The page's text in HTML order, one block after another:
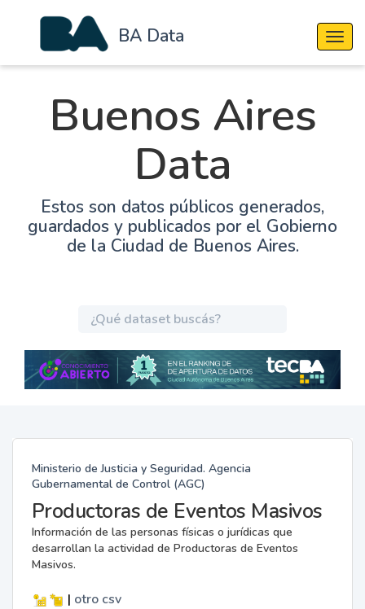
BA Data
Buenos Aires
Data
Estos son datos públicos generados,
guardados y publicados por el Gobierno
de la Ciudad de Buenos Aires.
Ministerio de Justicia y Seguridad. Agencia
Gubernamental de Control (AGC)
Productoras de Eventos Masivos
Información de las personas físicas o jurídicas que
desarrollan la actividad de Productoras de Eventos
Masivos.
| otro csv